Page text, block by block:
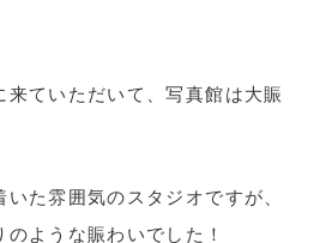
来ていただいて、写真館は大賑
た雰囲気のスタジオですが、
ような賑わいでした！